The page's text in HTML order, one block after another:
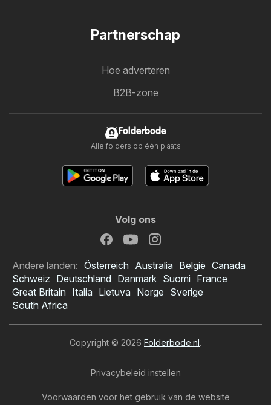
Partnerschap
Hoe adverteren
B2B-zone
Folderbode
Alle folders op één plaats
Volg ons
Andere landen: Österreich Australia België Canada
Schweiz Deutschland Danmark Suomi France
Great Britain Italia Lietuva Norge Sverige
South Africa
Copyright © 2026 Folderbode.nl.
Privacybeleid instellen
Voorwaarden voor het gebruik van de website